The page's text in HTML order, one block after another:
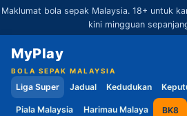
Maklumat bola sepak Malaysia. 18+ untuk
kini mingguan
MyPlay
BOLA SEPAK MALAYSIA
Liga Super Jadual Kedudukan
Piala Malaysia Harimau Malaya BK8